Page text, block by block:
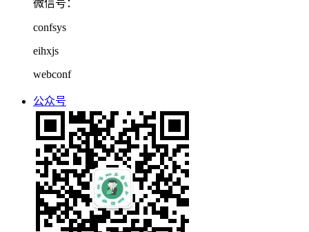
微信号：
confsys
eihxjs
webconf
公众号